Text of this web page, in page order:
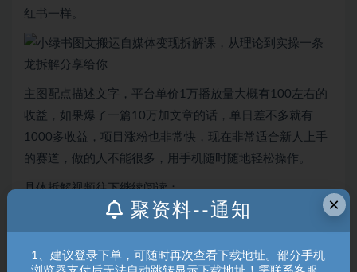
红书一样。
主图配点描述文字，平台单价1万播放量大概有100左右的
收益，如果爆了一篇10万加文章的话，单日差不多就有
1000多收益，项目涨粉也非常快，现在非常适合新人上手
的赛道，做的人不能很多，用手机随时随地轻松操作。
具体拆解视频往下继续阅读：
本站内容均转载于互联网，并不代表本站立场！如若本站
拒绝任何人以任何形式在本站发表与中华人民共和国法律
×
聚资料--通知
1、建议登录下单，可随时再次查看下载地址。部分手机